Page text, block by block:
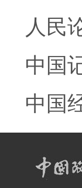
人民
中国
中国